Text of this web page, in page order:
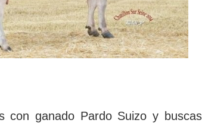
con ganado Pardo Suizo y